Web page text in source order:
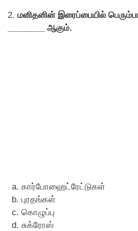
2. மனிதனின் இரைப்பையில்
________ ஆகும்.
கார்போஹைட்ரேட்டுகள்
புரதங்கள்
காெழுப்பு
சுக்ராேஸ்